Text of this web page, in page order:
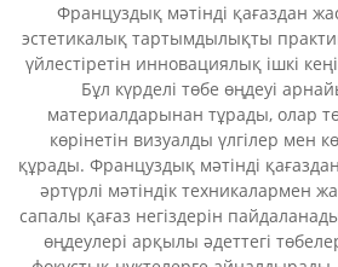
Француздық мәтінді қағаздан
эстетикалық тартымдылықты
үйлестіретін инновациялық ішкі
Бұл күрделі төбе өңдеуі
материалдарынан тұрады, олар
көрінетін визуалды үлгілер мен
құрады. Француздық мәтінді
әртүрлі мәтіндік техникалармен
сапалы қағаз негіздерін
өңдеулері арқылы әдеттегі